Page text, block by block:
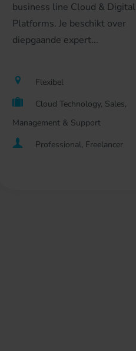
business line Cloud & Digital
Platforms. Je beschikt over
diepgaande expert...
Flexibel
Cloud Technology, Sales,
Management & Support
Professional, Freelancer